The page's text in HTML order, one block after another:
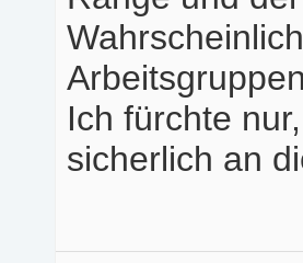
Ich fürchte
sicherlich an